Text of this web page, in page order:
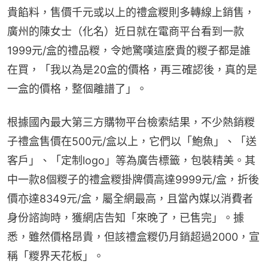
貴餡料，售價千元或以上的禮盒糉則多轉線上銷售，
廣州的陳女士（化名）近日就在電商平台看到一款
1999元/盒的禮品糉，令她驚嘆這麼貴的糉子都是誰
在買，「我以為是20盒的價格，再三確認後，真的是
一盒的價格，整個離譜了」。
根據國內最大第三方購物平台檢索結果，不少熱銷糉
子禮盒售價在500元/盒以上，它們以「鮑魚」、「送
客戶」、「定制logo」等為廣告標籤，包裝精美。其
中一款8個糉子的禮盒糉掛牌價高達9999元/盒，折後
價亦達8349元/盒，屬全網最高，且當內媒以消費者
身份諮詢時，獲網店告知「來晚了，已售完」。據
悉，雖然價格昂貴，但該禮盒糉仍月銷超過2000，宣
稱「糉界天花板」。